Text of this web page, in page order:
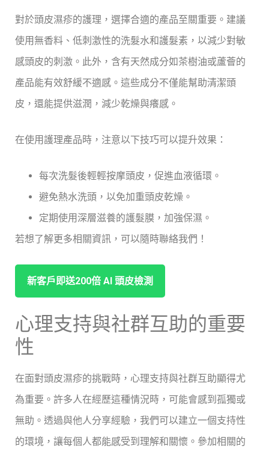
對於頭皮濕疹的護理，選擇合適的產品至關重要。建議
使用無香料、低刺激性的洗髮水和護髮素，以減少對敏
感頭皮的刺激。此外，含有天然成分如茶樹油或蘆薈的
產品能有效舒緩不適感。這些成分不僅能幫助清潔頭
皮，還能提供滋潤，減少乾燥與癢感。
在使用護理產品時，注意以下技巧可以提升效果：
每次洗髮後輕輕按摩頭皮，促進血液循環。
避免熱水洗頭，以免加重頭皮乾燥。
定期使用深層滋養的護髮膜，加強保濕。
若想了解更多相關資訊，可以隨時聯絡我們！
新客戶即送200倍 ⁤AI‍ ‌頭皮檢測
心理支持與社群互助的重要
性
在面對頭皮濕疹的挑戰時，心理支持與社群互助顯得尤
為重要。許多人在經歷這種情況時，可能會感到孤獨或
無助。透過與他人分享經驗，我們可以建立一個支持性
的環境，讓每個人都能感受到理解和關懷。參加相關的